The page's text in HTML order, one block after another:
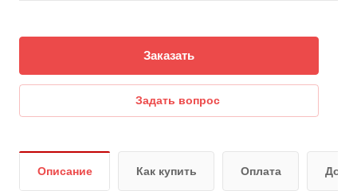
Заказать
Задать вопрос
Описание Как купить Оплата